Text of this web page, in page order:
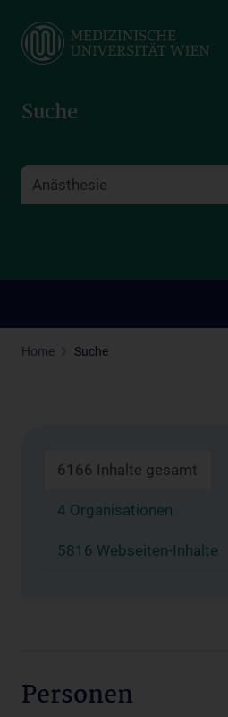
main
Suche
Home Suche
6166 Inhalte gesamt
4 Organisationen
5816 Webseiten-Inhalte
Personen